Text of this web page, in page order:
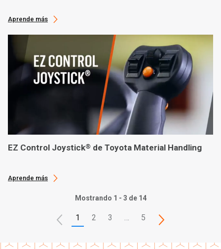
Aprende más
EZ Control Joystick® de Toyota Material Handling
Aprende más
Mostrando 1 - 3 de 14
1 2 3 … 5